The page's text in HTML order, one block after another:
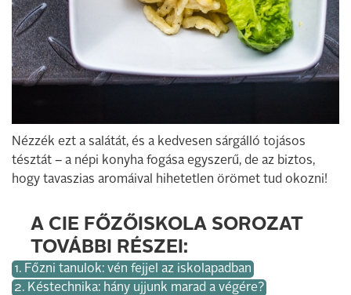
Nézzék ezt a salátát, és a kedvesen sárgálló tojásos
tésztát – a népi konyha fogása egyszerű, de az biztos,
hogy tavaszias aromáival hihetetlen örömet tud okozni!
A CIE FŐZŐISKOLA SOROZAT
TOVÁBBI RÉSZEI:
1. Főzni tanulok: vén fejjel az iskolapadban
2. Késtechnika: hány ujjunk marad a végére?